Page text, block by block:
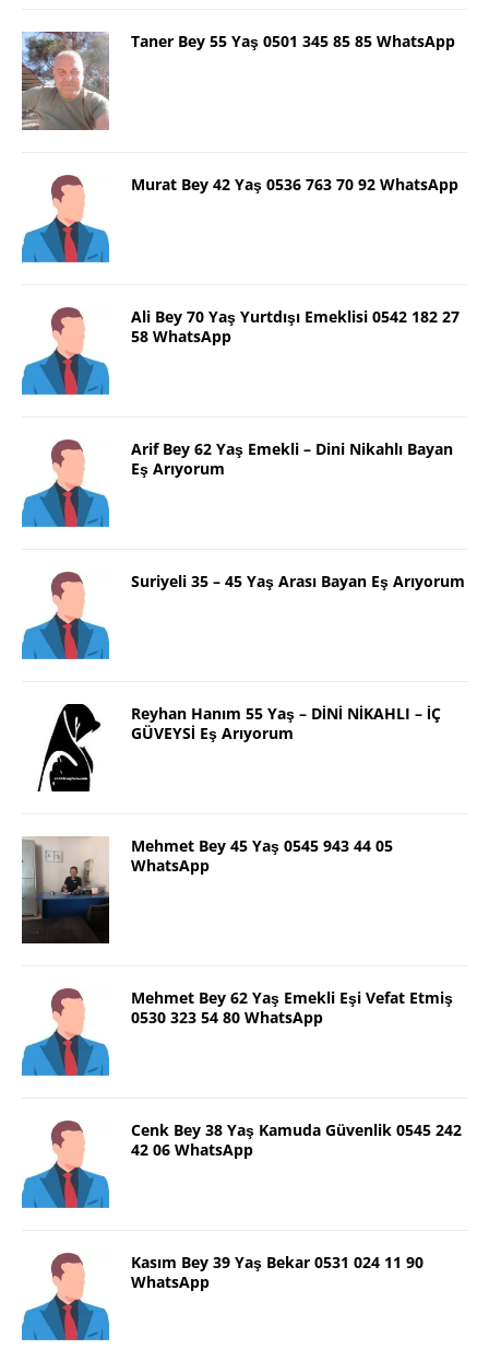
Taner Bey 55 Yaş 0501 345 85 85 WhatsApp
Murat Bey 42 Yaş 0536 763 70 92 WhatsApp
Ali Bey 70 Yaş Yurtdışı Emeklisi 0542 182 27
58 WhatsApp
Arif Bey 62 Yaş Emekli – Dini Nikahlı Bayan
Eş Arıyorum
Suriyeli 35 – 45 Yaş Arası Bayan Eş Arıyorum
Reyhan Hanım 55 Yaş – DİNİ NİKAHLI – İÇ
GÜVEYSİ Eş Arıyorum
Mehmet Bey 45 Yaş 0545 943 44 05
WhatsApp
Mehmet Bey 62 Yaş Emekli Eşi Vefat Etmiş
0530 323 54 80 WhatsApp
Cenk Bey 38 Yaş Kamuda Güvenlik 0545 242
42 06 WhatsApp
Kasım Bey 39 Yaş Bekar 0531 024 11 90
WhatsApp